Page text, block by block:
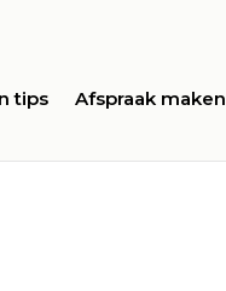
tips Afspraak maken